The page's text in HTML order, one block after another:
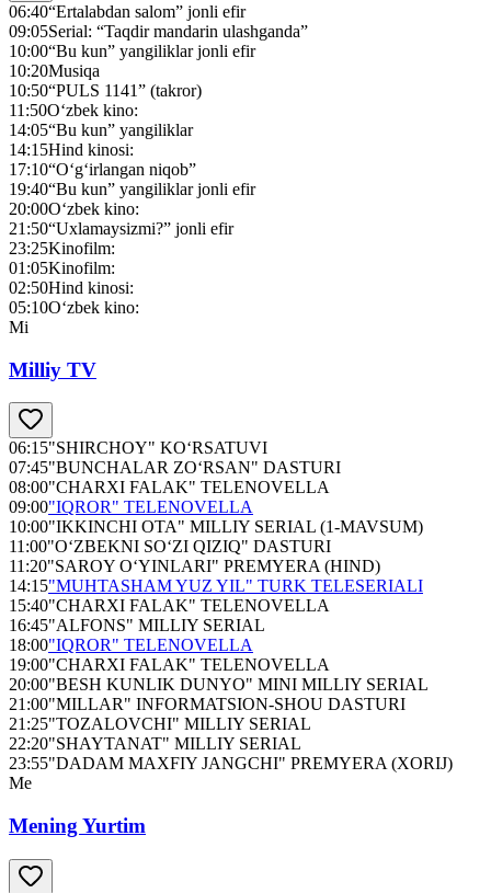
06:40“Ertalabdan salom” jonli efir
09:05Serial: “Taqdir mandarin ulashganda”
10:00“Bu kun” yangiliklar jonli efir
10:20Musiqa
10:50“PULS 1141” (takror)
11:50O‘zbek kino:
14:05“Bu kun” yangiliklar
14:15Hind kinosi:
17:10“O‘g‘irlangan niqob”
19:40“Bu kun” yangiliklar jonli efir
20:00O‘zbek kino:
21:50“Uxlamaysizmi?” jonli efir
23:25Kinofilm:
01:05Kinofilm:
02:50Hind kinosi:
05:10O‘zbek kino:
Mi
Milliy TV
06:15"SHIRCHOY" KO‘RSATUVI
07:45"BUNCHALAR ZO‘RSAN" DASTURI
08:00"CHARXI FALAK" TELENOVELLA
09:00"IQROR" TELENOVELLA
10:00"IKKINCHI OTA" MILLIY SERIAL (1-MAVSUM)
11:00"O‘ZBEKNI SO‘ZI QIZIQ" DASTURI
11:20"SAROY O‘YINLARI" PREMYERA (HIND)
14:15"MUHTASHAM YUZ YIL" TURK TELESERIALI
15:40"CHARXI FALAK" TELENOVELLA
16:45"ALFONS" MILLIY SERIAL
18:00"IQROR" TELENOVELLA
19:00"CHARXI FALAK" TELENOVELLA
20:00"BESH KUNLIK DUNYO" MINI MILLIY SERIAL
21:00"MILLAR" INFORMATSION-SHOU DASTURI
21:25"TOZALOVCHI" MILLIY SERIAL
22:20"SHAYTANAT" MILLIY SERIAL
23:55"DADAM MAXFIY JANGCHI" PREMYERA (XORIJ)
Me
Mening Yurtim